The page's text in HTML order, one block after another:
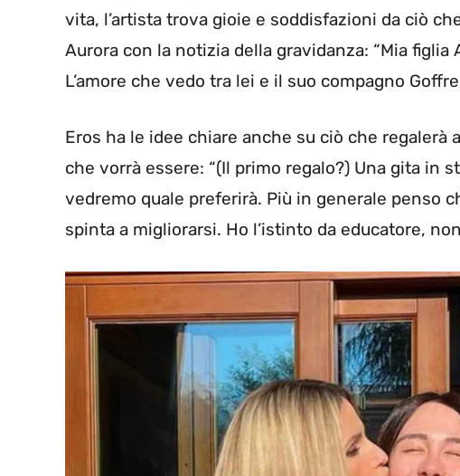
vita, l’artista trova gioie e soddisfazioni da ciò
Aurora con la notizia della gravidanza: “Mia
L’amore che vedo tra lei e il suo compagno
Eros ha le idee chiare anche su ciò che
che vorrà essere: “(Il primo regalo?) Una gita in
vedremo quale preferirà. Più in generale penso
spinta a migliorarsi. Ho l’istinto da educatore,